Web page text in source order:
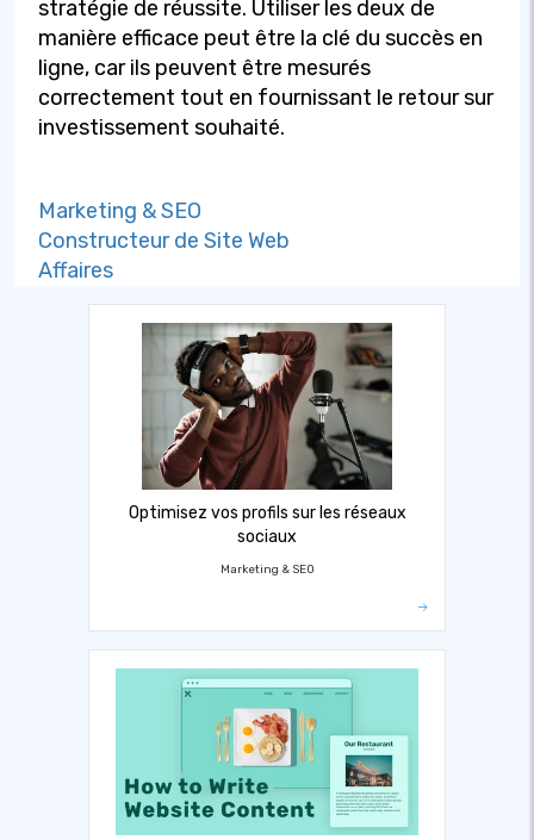
stratégie de réussite. Utiliser les deux de
manière efficace peut être la clé du succès en
ligne, car ils peuvent être mesurés
correctement tout en fournissant le retour sur
investissement souhaité.
Marketing & SEO
Constructeur de Site Web
Affaires
Optimisez vos profils sur les réseaux
sociaux
Marketing & SEO